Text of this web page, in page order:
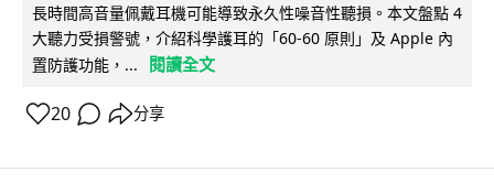
長時間高音量佩戴耳機可能導致永久性噪音性聽損。本文盤點 4
大聽力受損警號，介紹科學護耳的「60-60 原則」及 Apple 內
置防護功能，...
閱讀全文
20 分享